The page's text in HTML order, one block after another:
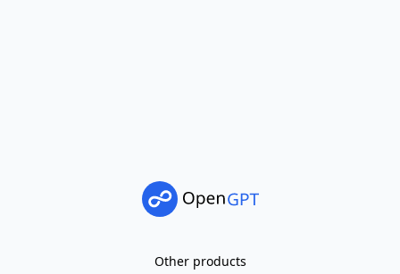
Other products